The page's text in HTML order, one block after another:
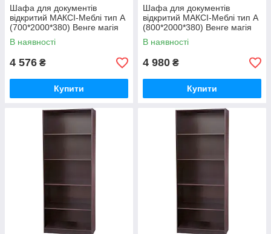
Шафа для документів
відкритий МАКСІ-Меблі тип А
(700*2000*380) Венге магія
(8053)
В наявності
4 576 ₴
Купити
Шафа для документів
відкритий МАКСІ-Меблі тип А
(800*2000*380) Венге магія
(8308)
В наявності
4 980 ₴
Купити